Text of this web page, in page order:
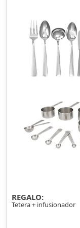
REGALO:
Tetera + infusionador